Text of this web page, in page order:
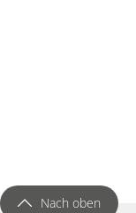
Nach oben